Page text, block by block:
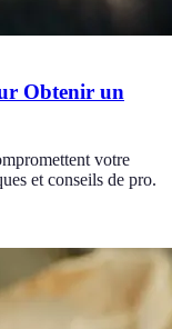
Obtenir un
votre
et conseils de pro.